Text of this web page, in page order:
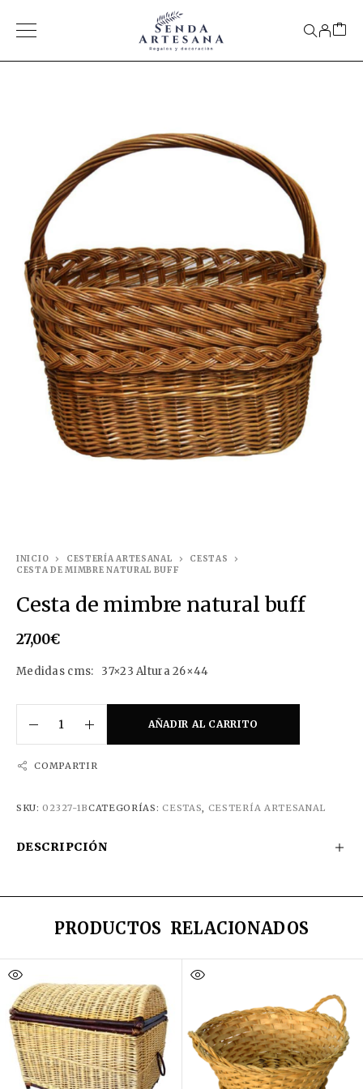
INICIO CESTERÍA ARTESANAL
CESTAS
CESTA DE MIMBRE NATURAL BUFF
Cesta de mimbre natural buff
27,00€
Medidas cms: 37×23 Altura 26×44
AÑADIR AL CARRITO
COMPARTIR
SKU:02327-1BCATEGORÍAS: CESTAS, CESTERÍA ARTESANAL
DESCRIPCIÓN
PRODUCTOS RELACIONADOS